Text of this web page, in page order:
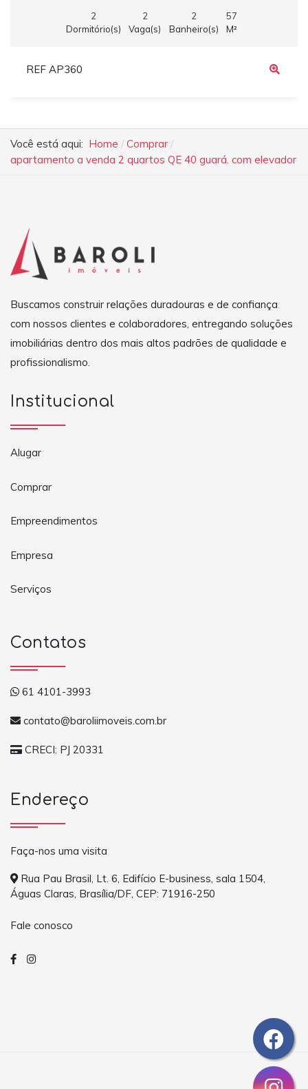
2
Dormitório(s)
2
Vaga(s)
2
Banheiro(s)
57
M²
REF AP360
Você está aqui: Home
Comprar
apartamento a venda 2 quartos QE 40 guará. com elevador
Buscamos construir relações duradouras e de confiança
com nossos clientes e colaboradores, entregando soluções
imobiliárias dentro dos mais altos padrões de qualidade e
profissionalismo.
Institucional
Alugar
Comprar
Empreendimentos
Empresa
Serviços
Contatos
61 4101-3993
contato@baroliimoveis.com.br
CRECI: PJ 20331
Endereço
Faça-nos uma visita
Rua Pau Brasil, Lt. 6, Edifício E-business, sala 1504,
Águas Claras, Brasília/DF, CEP: 71916-250
Fale conosco